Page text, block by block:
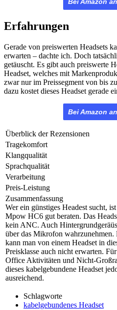
Bei Amazon
Erfahrungen
Gerade von preiswerten Headsets
erwarten – dachte ich. Doch
getäuscht. Es gibt auch preiswerte
Headset, welches mit
zwar nur im Preissegment von bis
dazu kostet dieses Headset gerade
Bei Amazon
Überblick der Rezensionen
Tragekomfort
Klangqualität
Sprachqualität
Verarbeitung
Preis-Leistung
Zusammenfassung
Wer ein günstiges Headest sucht,
Mpow HC6 gut beraten. Das
kein ANC. Auch
über das Mikrofon wahrzunehmen.
kann man von einem Headset in
Preisklasse auch nicht erwarten.
Office Aktivitäten und Nicht-
dieses kabelgebundene Headset
ausreichend.
Schlagworte
kabelgebundenes Headset